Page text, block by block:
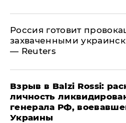
​Россия готовит
захваченными
— Reuters
​Взрыв в Balzi Rossi:
личность
генерала РФ,
Украины